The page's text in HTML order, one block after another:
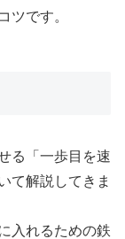
ツです。
る「一歩目を速
て解説してきま
入れるための鉄